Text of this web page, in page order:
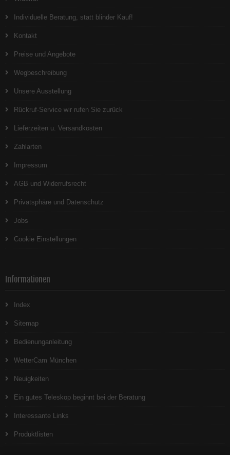
Individuelle Beratung, statt blinder Kauf!
Kontakt
Preise und Angebote
Wegbeschreibung
Unsere Ausstellung
Rückruf-Service wir rufen Sie zurück
Lieferzeiten u. Versandkosten
Zahlarten
Impressum
AGB und Widerrufsrecht
Privatsphäre und Datenschutz
Jobs
Cookie Einstellungen
Informationen
Index
Sitemap
Bedienunganleitung
WetterCam München
Neuigkeiten
Ein gutes Teleskop beginnt bei der Beratung
Interessante Links
Produktlisten